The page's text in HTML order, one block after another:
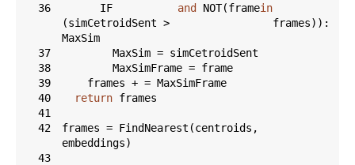
36
(simCetroidSent >
MaxSim
and NOT(frame in
37
38
        MaxSimFrame = frame
39
    frames + = MaxSimFrame
40
return
41
42
frames = FindNearest(centroids,
43